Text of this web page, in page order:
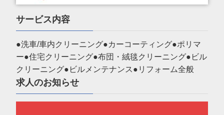
サービス内容
●洗車/車内クリーニング●カーコーティング●ポリマ
ー●住宅クリーニング●布団・絨毯クリーニング●ビル
クリーニング●ビルメンテナンス●リフォーム全般
求人のお知らせ